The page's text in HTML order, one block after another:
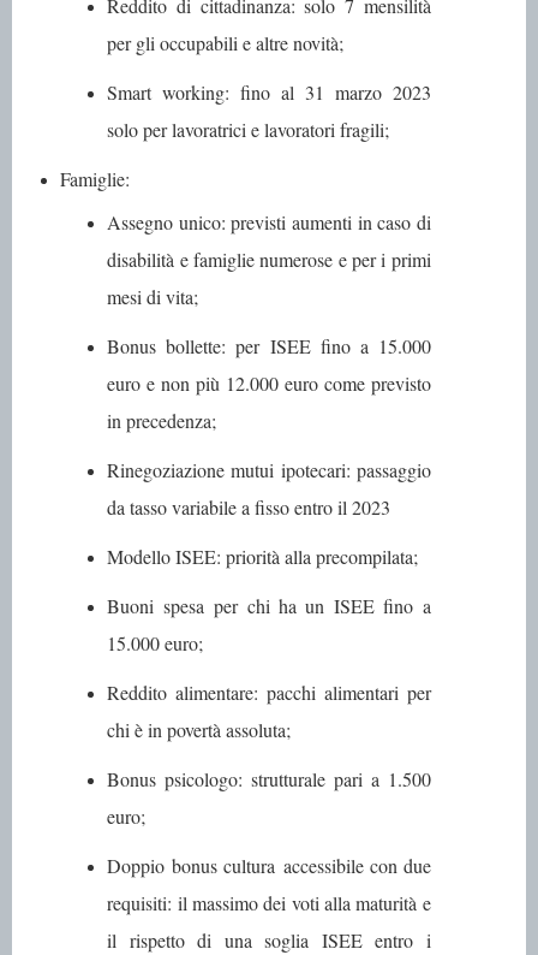
Reddito di cittadinanza: solo 7 mensilità
per gli occupabili e altre novità;
Smart working: fino al 31 marzo 2023
solo per lavoratrici e lavoratori fragili;
Famiglie:
Assegno unico: previsti aumenti in caso di
disabilità e famiglie numerose e per i primi
mesi di vita;
Bonus bollette: per ISEE fino a 15.000
euro e non più 12.000 euro come previsto
in precedenza;
Rinegoziazione mutui ipotecari: passaggio
da tasso variabile a fisso entro il 2023
Modello ISEE: priorità alla precompilata;
Buoni spesa per chi ha un ISEE fino a
15.000 euro;
Reddito alimentare: pacchi alimentari per
chi è in povertà assoluta;
Bonus psicologo: strutturale pari a 1.500
euro;
Doppio bonus cultura accessibile con due
requisiti: il massimo dei voti alla maturità e
il rispetto di una soglia ISEE entro i